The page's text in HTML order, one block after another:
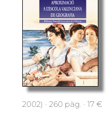
2002) · 260 pàg. · 17 €